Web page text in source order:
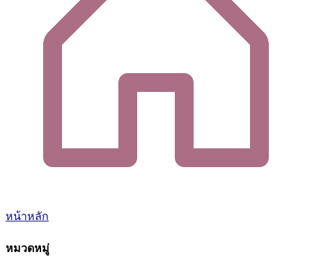
หน้าหลัก
หมวดหมู่